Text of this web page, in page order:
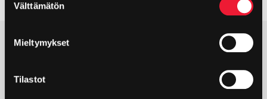
valinta
Välttämätön
Mieltymykset
Tilastot